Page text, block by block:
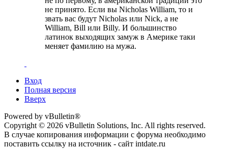
не принято. Если вы Nicholas William, то и
звать вас будут Nicholas или Nick, а не
William, Bill или Billy. И большинство
латинок выходящих замуж в Америке таки
меняет фамилию на мужа.
Вход
Полная версия
Вверх
Powered by vBulletin®
Copyright © 2026 vBulletin Solutions, Inc. All rights reserved.
В случае копирования информации с форума необходимо
поставить ссылку на источник - сайт intdate.ru